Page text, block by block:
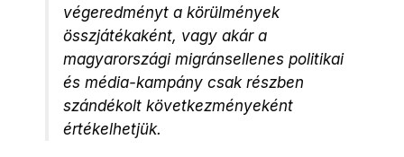
végeredményt a körülmények
összjátékaként, vagy akár a
magyarországi migránsellenes politikai
és média-kampány csak részben
szándékolt következményeként
értékelhetjük.